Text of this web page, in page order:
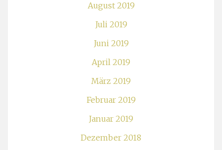
August 2019
Juli 2019
Juni 2019
April 2019
März 2019
Februar 2019
Januar 2019
Dezember 2018